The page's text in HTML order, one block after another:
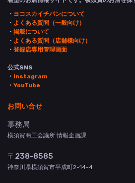
・ ヨコスカイチバンについて
・ よくある質問（一般向け）
・ 掲載について
・ よくある質問（店舗様向け）
・ 登録店専用管理画面
公式SNS
・ Instagram
・ YouTube
お問い合せ
事務局
横須賀商工会議所 情報企画課
〒238-8585
神奈川県横須賀市平成町2-14-4